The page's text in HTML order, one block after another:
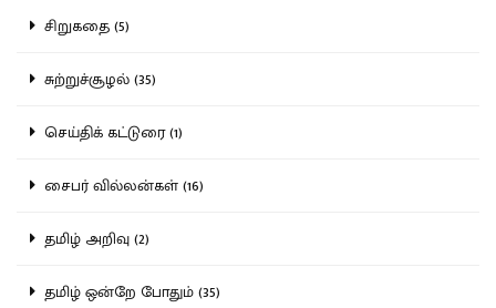
சிறுகதை (5)
சுற்றுச்சூழல் (35)
செய்திக் கட்டுரை (1)
சைபர் வில்லன்கள் (16)
தமிழ் அறிவு (2)
தமிழ் ஒன்றே போதும் (35)